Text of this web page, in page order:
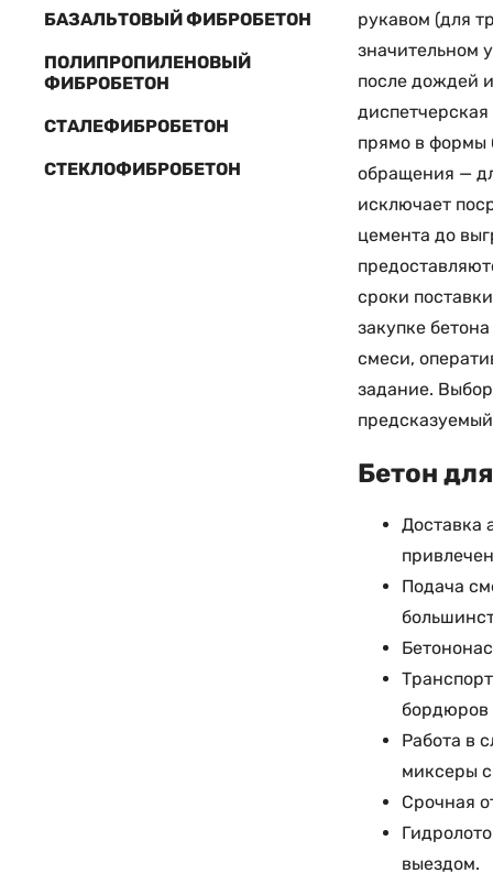
БАЗАЛЬТОВЫЙ ФИБРОБЕТОН
ПОЛИПРОПИЛЕНОВЫЙ
ФИБРОБЕТОН
СТАЛЕФИБРОБЕТОН
СТЕКЛОФИБРОБЕТОН
рукавом (для
значительном
после дождей
прямо в формы
обращения —
исключает
цемента до
сроки
закупке
смеси,
задание.
Бетон
Доставка
Подача
бордюров
Работа в
миксеры
Срочная
выездом.